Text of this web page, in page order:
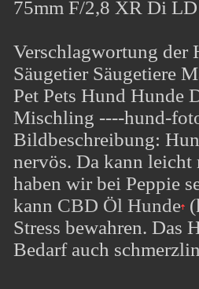
75mm F/2,8 XR Di
Verschlagwortung der
Säugetier Säugetiere
Pet Pets Hund Hunde
Mischling ----hund-
Bildbeschreibung:
nervös. Da kann
haben wir bei Peppie
kann CBD Öl Hunde
Stress bewahren. Das
Bedarf auch